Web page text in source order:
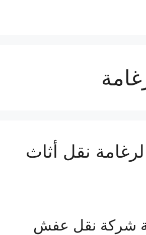
نقل أثاث
شركة نقل عفش